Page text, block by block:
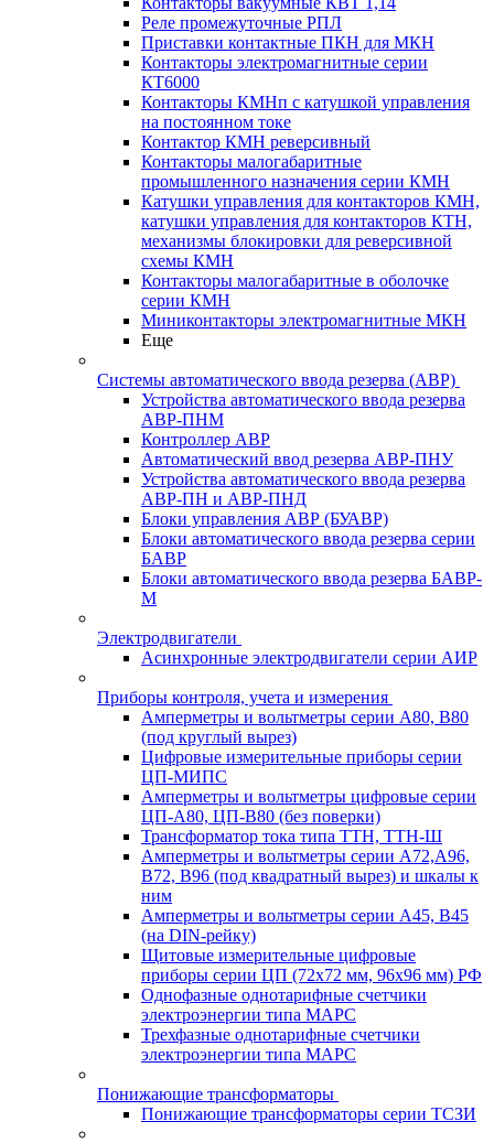
Реле промежуточные РПЛ
Приставки контактные ПКН для МКН
Контакторы электромагнитные серии
КТ6000
Контакторы КМНп с катушкой управления
на постоянном токе
Контактор КМН реверсивный
Контакторы малогабаритные
промышленного назначения серии КМН
Катушки управления для контакторов КМН,
катушки управления для контакторов КТН,
механизмы блокировки для реверсивной
схемы КМН
Контакторы малогабаритные в оболочке
серии КМН
Миниконтакторы электромагнитные МКН
Еще
Системы автоматического ввода резерва (АВР)
Устройства автоматического ввода резерва
АВР-ПНМ
Контроллер АВР
Автоматический ввод резерва АВР-ПНУ
Устройства автоматического ввода резерва
АВР-ПН и АВР-ПНД
Блоки управления АВР (БУАВР)
Блоки автоматического ввода резерва серии
БАВР
Блоки автоматического ввода резерва БАВР-
М
Электродвигатели
Асинхронные электродвигатели серии АИР
Приборы контроля, учета и измерения
Амперметры и вольтметры серии А80, В80
(под круглый вырез)
Цифровые измерительные приборы серии
ЦП-МИПС
Амперметры и вольтметры цифровые серии
ЦП-А80, ЦП-В80 (без поверки)
Трансформатор тока типа ТТН, ТТН-Ш
Амперметры и вольтметры серии А72,А96,
В72, В96 (под квадратный вырез) и шкалы к
ним
Амперметры и вольтметры серии А45, В45
(на DIN-рейку)
Щитовые измерительные цифровые
приборы серии ЦП (72х72 мм, 96х96 мм) РФ
Однофазные однотарифные счетчики
электроэнергии типа МАРС
Трехфазные однотарифные счетчики
электроэнергии типа МАРС
Понижающие трансформаторы
Понижающие трансформаторы серии ТСЗИ